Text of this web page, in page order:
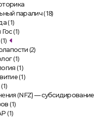
паралич(18)
(1)
Гос(1)
(1)
(2)
(1)
(1)
(1)
(1)
(NFZ) — субсидирование
(1)
(1)